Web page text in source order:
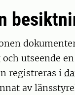
och utseende
registreras i
av